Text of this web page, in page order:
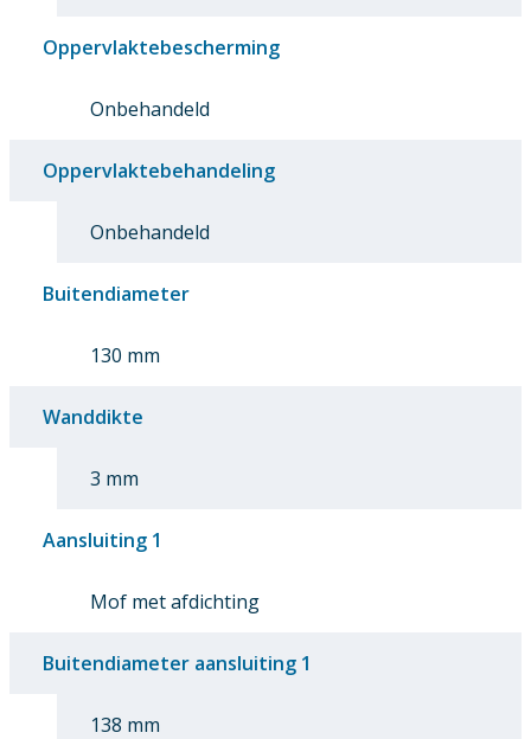
Oppervlaktebescherming
Onbehandeld
Oppervlaktebehandeling
Onbehandeld
Buitendiameter
130 mm
Wanddikte
3 mm
Aansluiting 1
Mof met afdichting
Buitendiameter aansluiting 1
138 mm